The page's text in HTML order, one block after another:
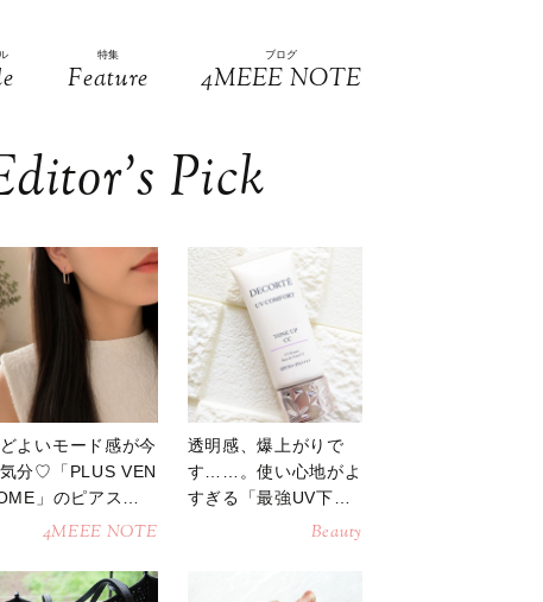
特集
Feature
ブログ
4MEEE NOTE
Pick
よいモード感が今
分♡「PLUS VEN
」のピアスが
4MEEE NOTE
透明感、爆上がりで
す……。使い心地がよ
すぎる「最強UV下
Beauty